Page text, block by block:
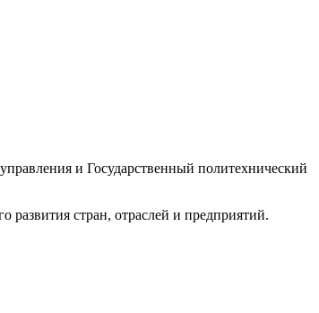
и Государственный политехнический
развития стран, отраслей и предприятий.